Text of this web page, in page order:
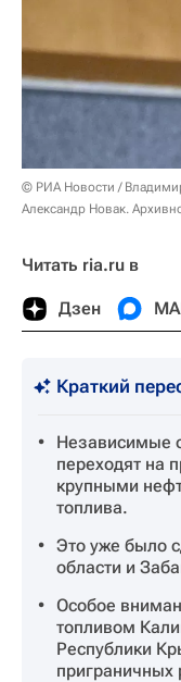
© РИА Новости /
Александр Новак.
Читать ria.ru в
Дзен
Краткий
Независимые
переходят на
крупными
топлива.
Это уже было
области и
Особое
топливом
Республики
приграничных